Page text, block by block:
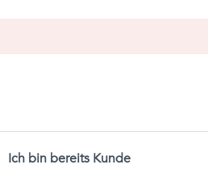
Ich bin bereits Kunde